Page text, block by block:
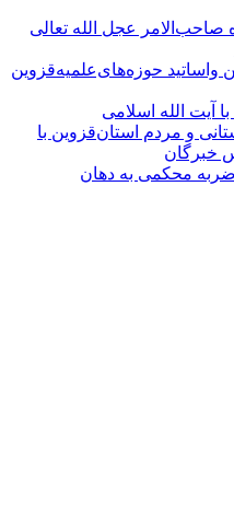
صاحب‌الامر عجل الله تعالی
واساتید حوزه‌های‌علمیه‌قزوین
آیت الله اسلامی
و مردم‌ استان‌قزوین با
خبرگان
محکمی به دهان